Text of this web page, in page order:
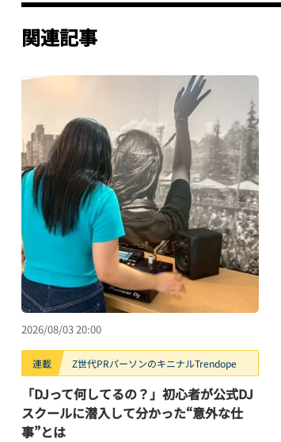
関連記事
2026/08/03 20:00
連載 Z世代PRパーソンのキニナルTrendope
「DJって何してるの？」初心者が公式DJ
スクールに潜入して分かった“意外な仕
事”とは